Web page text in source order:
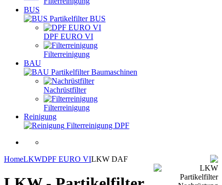
BUS
Partikelfilter BUS
DPF EURO VI
Filterreinigung
BAU
Partikelfilter Baumaschinen
Nachrüstfilter
Filterreinigung
Reinigung
Filterreinigung DPF
HomeLKWDPF EURO VILKW DAF